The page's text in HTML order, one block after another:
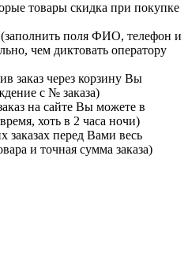
товары скидка при покупке
(заполнить поля ФИО, телефон и
чем диктовать оператору
заказ через корзину Вы
с № заказа)
на сайте Вы можете в
хоть в 2 часа ночи)
заказах перед Вами весь
и точная сумма заказа)